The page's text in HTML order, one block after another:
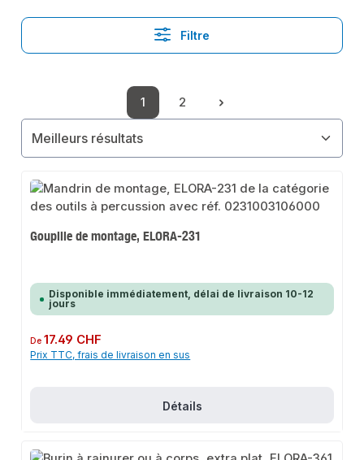
Filtre
Page
1
Page
2
Goupille de montage, ELORA-231
Disponible immédiatement, délai de livraison 10-12
jours
Prix régulier :
De17.49 CHF
Prix TTC, frais de livraison en sus
Détails